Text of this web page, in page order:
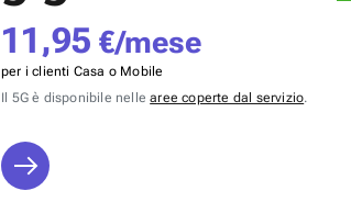
11,95 €/mese
per i clienti Casa o Mobile
Il 5G è disponibile nellearee coperte dal servizio.